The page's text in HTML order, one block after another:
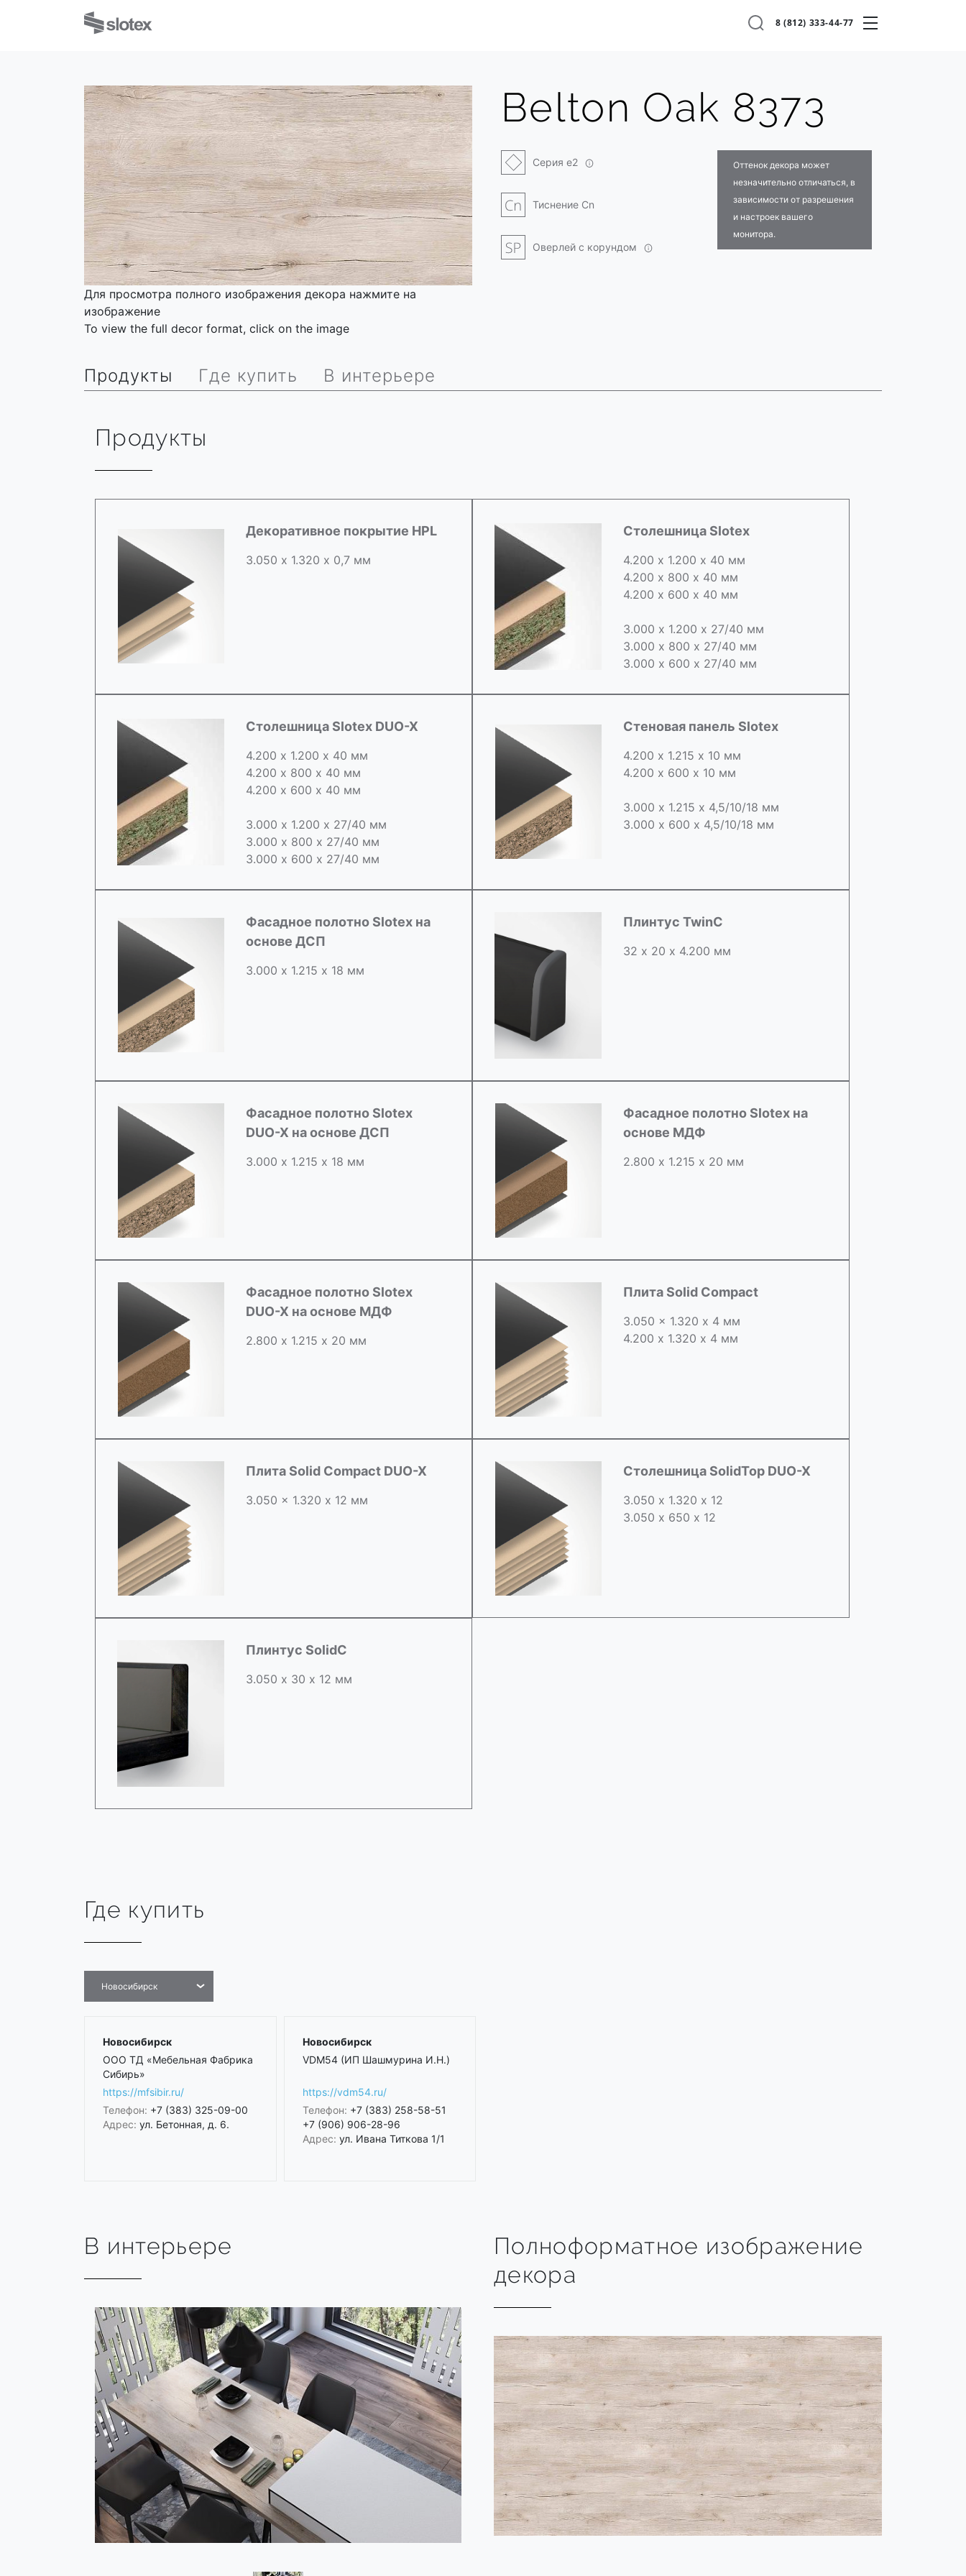
8 (812) 333-44-77
Для просмотра полного изображения декора нажмите на
изображение
To view the full decor format, click on the image
Belton Oak 8373
Серия e2
Тиснение Cn
Оверлей с корундом
Оттенок декора может
незначительно отличаться, в
зависимости от разрешения
и настроек вашего
монитора.
Продукты Где купить В интерьере
Продукты
Декоративное покрытие HPL
3.050 х 1.320 х 0,7 мм
Столешница Slotex
4.200 х 1.200 х 40 мм
4.200 х 800 х 40 мм
4.200 х 600 х 40 мм
3.000 х 1.200 х 27/40 мм
3.000 х 800 х 27/40 мм
3.000 х 600 х 27/40 мм
Cтолешница Slotex DUO-X
4.200 х 1.200 х 40 мм
4.200 х 800 х 40 мм
4.200 х 600 х 40 мм
3.000 х 1.200 х 27/40 мм
3.000 х 800 х 27/40 мм
3.000 х 600 х 27/40 мм
Стеновая панель Slotex
4.200 х 1.215 х 10 мм
4.200 х 600 х 10 мм
3.000 х 1.215 х 4,5/10/18 мм
3.000 х 600 х 4,5/10/18 мм
Фасадное полотно Slotex на
основе ДСП
3.000 х 1.215 х 18 мм
Плинтус TwinC
32 х 20 х 4.200 мм
Фасадное полотно Slotex
DUO-X на основе ДСП
3.000 х 1.215 х 18 мм
Фасадное полотно Slotex на
основе МДФ
2.800 х 1.215 х 20 мм
Фасадное полотно Slotex
DUO-X на основе МДФ
2.800 х 1.215 х 20 мм
Плита Solid Compact
3.050 x 1.320 х 4 мм
4.200 x 1.320 х 4 мм
Плита Solid Compact DUO-X
3.050 x 1.320 х 12 мм
Столешница SolidTop DUO-X
3.050 х 1.320 х 12
3.050 x 650 х 12
Плинтус SolidC
3.050 х 30 х 12 мм
Где купить
Новосибирск
Новосибирск
ООО ТД «Мебельная Фабрика
Сибирь»
https://mfsibir.ru/
Телефон: +7 (383) 325-09-00
Адрес: ул. Бетонная, д. 6.
Новосибирск
VDM54 (ИП Шашмурина И.Н.)
https://vdm54.ru/
Телефон: +7 (383) 258-58-51
+7 (906) 906-28-96
Адрес: ул. Ивана Титкова 1/1
В интерьере
Полноформатное изображение
декора